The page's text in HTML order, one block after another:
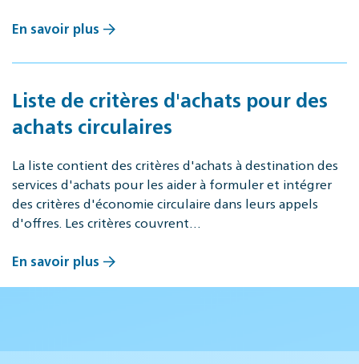
En savoir plus
Liste de critères d'achats pour des
achats circulaires
La liste contient des critères d'achats à destination des
services d'achats pour les aider à formuler et intégrer
des critères d'économie circulaire dans leurs appels
d'offres. Les critères couvrent…
En savoir plus